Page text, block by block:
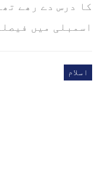
اسمبلی میں
اسلام